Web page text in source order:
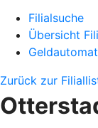
Filialsuche
Übersicht
Zurück zur